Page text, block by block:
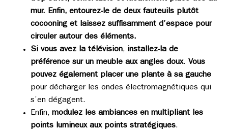
mur. Enfin, entourez-le de deux fauteuils plutôt
cocooning et laissez suffisamment d’espace pour
circuler autour des éléments.
Si vous avez la télévision, installez-la de
préférence sur un meuble aux angles doux. Vous
pouvez également placer une plante à sa gauche
pour décharger les ondes électromagnétiques qui
s’en dégagent.
Enfin, modulez les ambiances en multipliant les
points lumineux aux points stratégiques.